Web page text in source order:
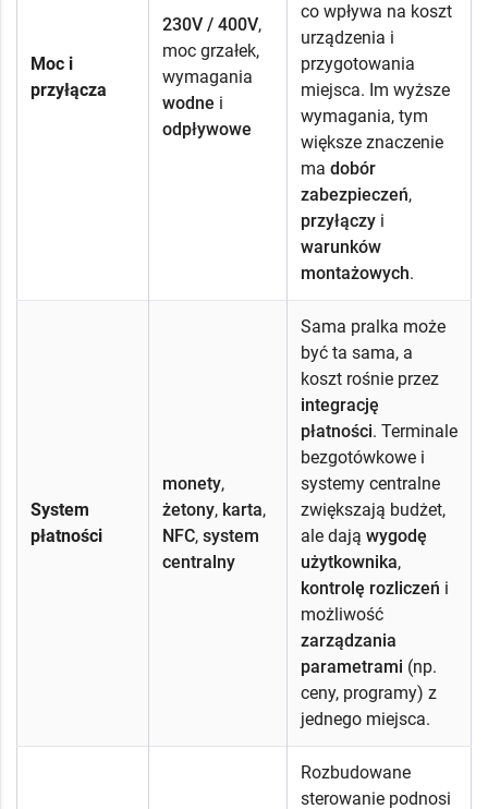
Moc i
przyłącza
230V / 400V,
moc grzałek,
wymagania
wodne i
odpływowe
co wpływa na koszt
urządzenia i
przygotowania
miejsca. Im wyższe
wymagania, tym
większe znaczenie
ma dobór
zabezpieczeń,
przyłączy i
warunków
montażowych.
System
płatności
monety,
żetony, karta,
NFC, system
centralny
Sama pralka może
być ta sama, a
koszt rośnie przez
integrację
płatności. Terminale
bezgotówkowe i
systemy centralne
zwiększają budżet,
ale dają wygodę
użytkownika,
kontrolę rozliczeń i
możliwość
zarządzania
parametrami (np.
ceny, programy) z
jednego miejsca.
Rozbudowane
sterowanie podnosi